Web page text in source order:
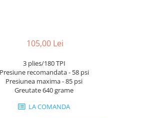
105,00 Lei
3 plies/180 TPI
Presiune recomandata - 58 psi
Presiunea maxima - 85 psi
Greutate 640 grame
LA COMANDA